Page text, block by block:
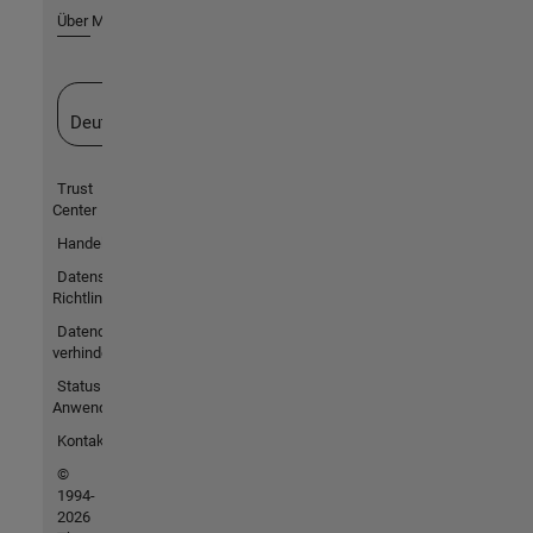
Über MathWorks
Deutschland
Trust
Center
Handelsmarken
Datenschutz-
Richtlinien
Datendiebstahl
verhindern
Status von
Anwendungen
Kontakt
©
1994-
2026